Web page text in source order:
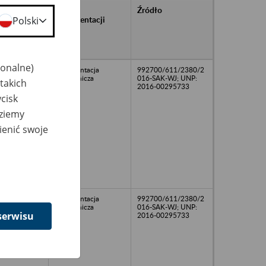
w
dokumentacji
Źródło
dokumentacja
pracownicza
992700/611/2380/2
016-SAK-WJ; UNP:
2016-00295733
dokumentacja
pracownicza
992700/611/2380/2
016-SAK-WJ; UNP:
2016-00295733
Polski
swoje